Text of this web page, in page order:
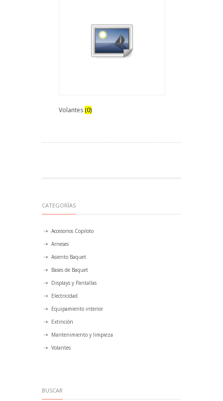
Volantes (0)
CATEGORÍAS
Accesorios Copiloto
Arneses
Asiento Baquet
Bases de Baquet
Displays y Pantallas
Electricidad
Equipamiento interior
Extinción
Mantenimiento y limpieza
Volantes
BUSCAR